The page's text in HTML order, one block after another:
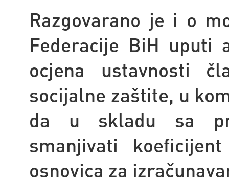
Razgovarano je i o
Federacije BiH
ocjena ustavnosti
socijalne zaštite, u
da u skladu sa
smanjivati
osnovica za